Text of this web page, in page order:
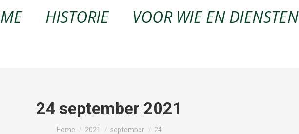
HISTORIE VOOR WIE EN DIENSTEN
24 september 2021
Je bent hier:
Home 2021 september 24